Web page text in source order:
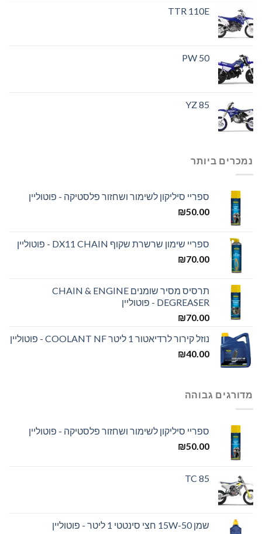
TTR 110E
PW 50
YZ 85
נמכרים ביותר
ספריי סיליקון לשימור ושחזור פלסטיקה - פוטוליין
₪50.00
ספריי שימון שרשרת שקוף DX11 CHAIN - פוטוליין
₪70.00
תרסיס מסיר שומנים CHAIN & ENGINE
DEGREASER - פוטוליין
₪70.00
נוזל קירור לרדיאטור 1 ליטר COOLANT NF - פוטוליין
₪40.00
מדורגים גבוהה
ספריי סיליקון לשימור ושחזור פלסטיקה - פוטוליין
₪50.00
TC 85
שמן 15W-50 חצי סינטטי 1 ליטר - פוטוליין